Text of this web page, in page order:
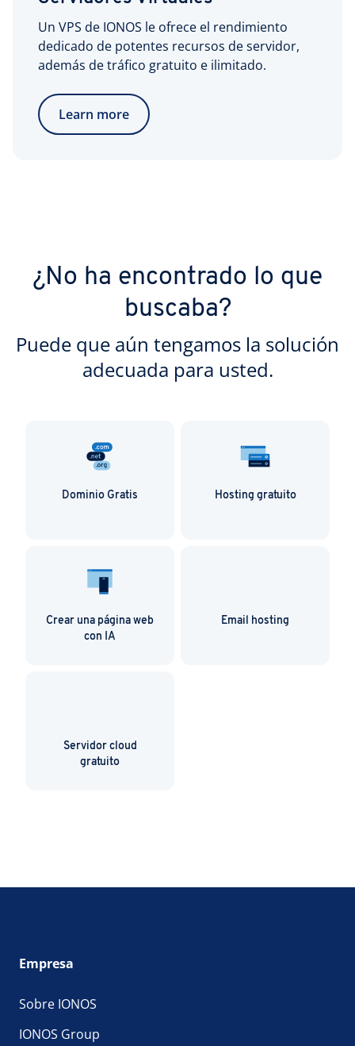
Un VPS de IONOS le ofrece el rendimiento
dedicado de potentes recursos de servidor,
además de tráfico gratuito e ilimitado.
Learn more
¿No ha encontrado lo que
buscaba?
Puede que aún tengamos la solución
adecuada para usted.
Dominio Gratis Hosting gratuito
Crear una página web
con IA
Email hosting
Servidor cloud
gratuito
Empresa
Sobre IONOS
IONOS Group